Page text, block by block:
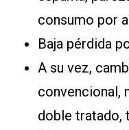
consumo por
Baja pérdida
A su vez,
convencional,
doble tratado,